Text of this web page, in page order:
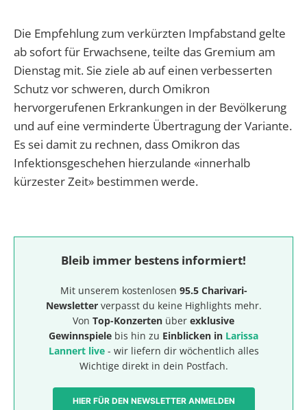
Die Empfehlung zum verkürzten Impfabstand gelte
ab sofort für Erwachsene, teilte das Gremium am
Dienstag mit. Sie ziele ab auf einen verbesserten
Schutz vor schweren, durch Omikron
hervorgerufenen Erkrankungen in der Bevölkerung
und auf eine verminderte Übertragung der Variante.
Es sei damit zu rechnen, dass Omikron das
Infektionsgeschehen hierzulande «innerhalb
kürzester Zeit» bestimmen werde.
Bleib immer bestens informiert!
Mit unserem kostenlosen 95.5 Charivari-
Newsletterverpasst du keine Highlights mehr.
Von Top-Konzerten über exklusive
Gewinnspiele bis hin zu Einblicken in Larissa
Lannert live- wir liefern dir wöchentlich alles
Wichtige direkt in dein Postfach.
HIER FÜR DEN NEWSLETTER ANMELDEN